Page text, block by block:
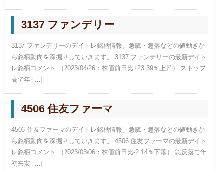
3137 ファンデリー
3137 ファンデリーのデイトレ銘柄情報。急騰・急落などの値動きか
ら銘柄動向を深掘りしていきます。 3137 ファンデリーの最新デイト
レ銘柄コメント （2023/04/26：株価前日比+23.39％上昇） ストップ
高で年 […]
4506 住友ファーマ
4506 住友ファーマのデイトレ銘柄情報。急騰・急落などの値動きか
ら銘柄動向を深掘りしていきます。 4506 住友ファーマの最新デイト
レ銘柄コメント （2023/03/06：株価前日比-2.14％下落） 急反落で年
初来安 […]